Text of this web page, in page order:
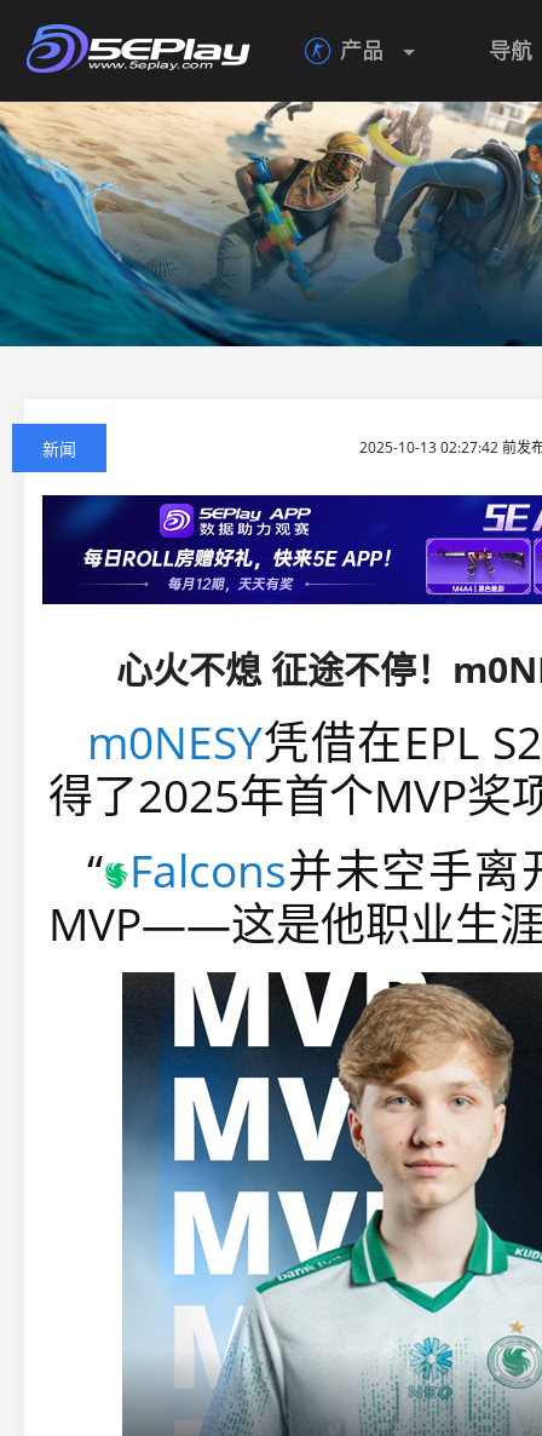
 产品 导航
新闻 2025-10-13 02:27:42 前发
心火不熄 征途不停！
m0NESY凭借在EPL
得了2025年首个MVP奖
“ Falcons并未空手离
MVP——这是他职业生